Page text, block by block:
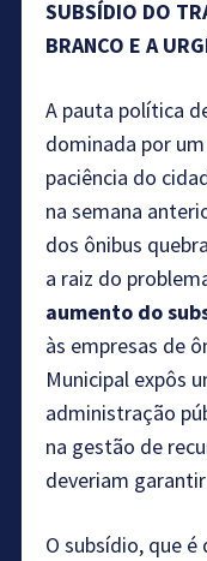
SUBSÍDIO DO
BRANCO E A
A pauta política
dominada por
paciência do
na semana
dos ônibus
a raiz do
aumento do
às empresas de
Municipal expôs
administração
na gestão de
deveriam
O subsídio, que